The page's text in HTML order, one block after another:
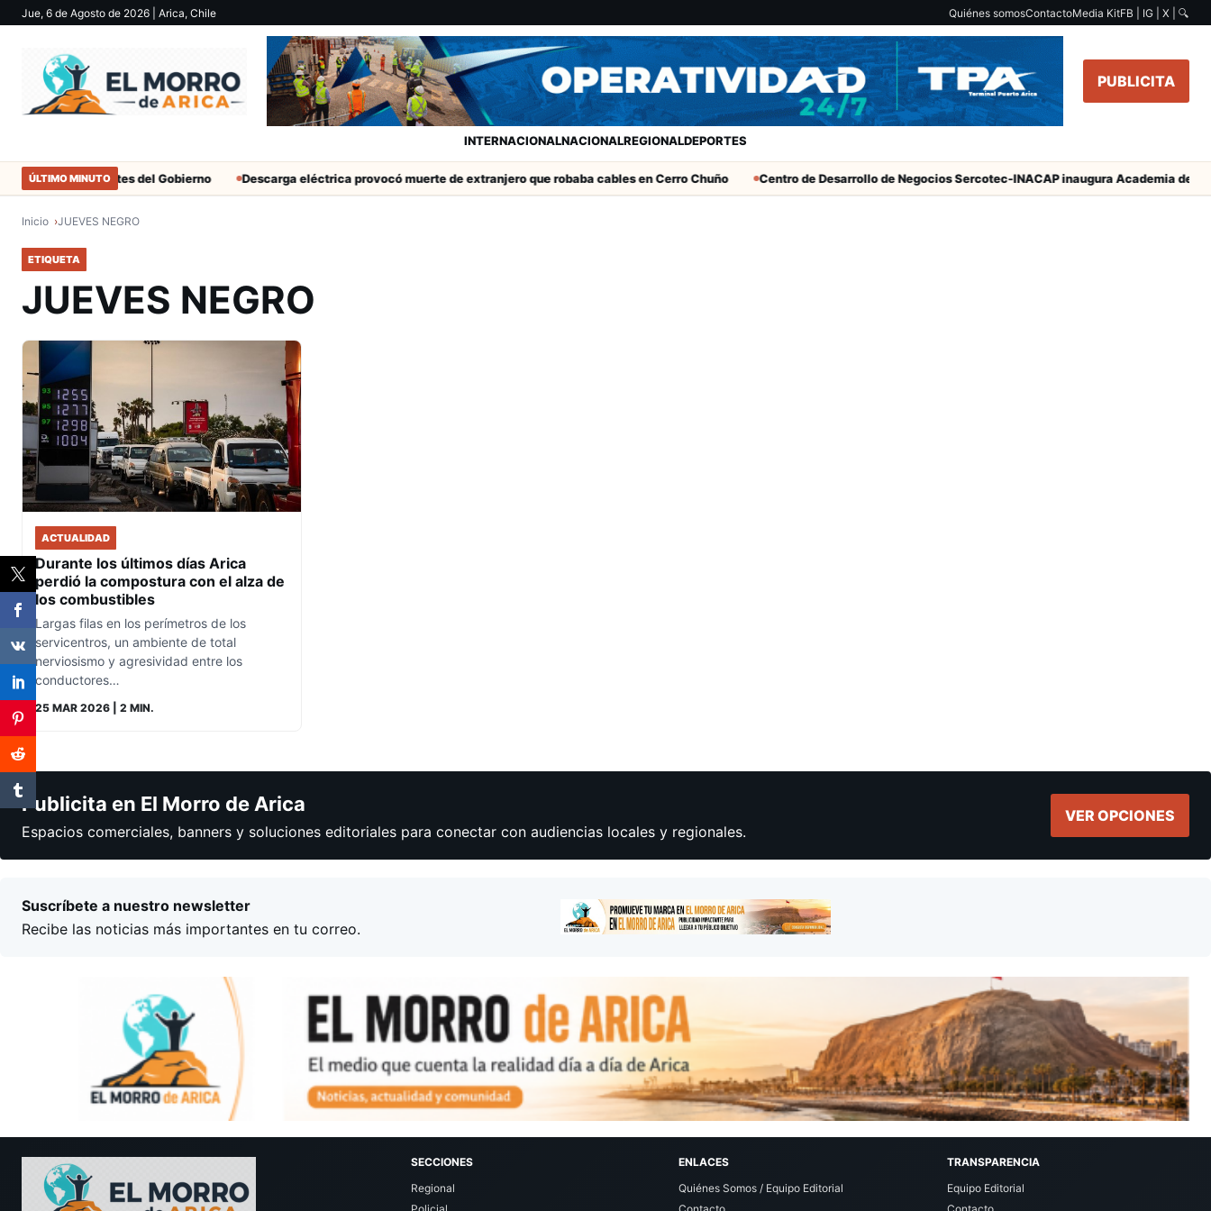
Jue, 6 de Agosto de 2026 | Arica, Chile Quiénes somosContactoMedia KitFB | IG | X | 🔍
PUBLICITA
INTERNACIONALNACIONALREGIONALDEPORTES
ÚLTIMO MINUTO
solo a militantes del Gobierno Descarga eléctrica provocó muerte de extranjero que robaba cables en Cerro Chuño Centro de Desarrollo de Negocios Sercotec-INACAP inaugura Academia de
Inicio JUEVES NEGRO
ETIQUETA
JUEVES NEGRO
ACTUALIDAD
Durante los últimos días Arica
perdió la compostura con el alza de
los combustibles
Largas filas en los perímetros de los
servicentros, un ambiente de total
nerviosismo y agresividad entre los
conductores…
25 MAR 2026 | 2 MIN.
Publicita en El Morro de Arica
Espacios comerciales, banners y soluciones editoriales para conectar con audiencias locales y regionales.
VER OPCIONES
Suscríbete a nuestro newsletter
Recibe las noticias más importantes en tu correo.
SECCIONES
Regional
ENLACES
Quiénes Somos / Equipo Editorial
TRANSPARENCIA
Equipo Editorial